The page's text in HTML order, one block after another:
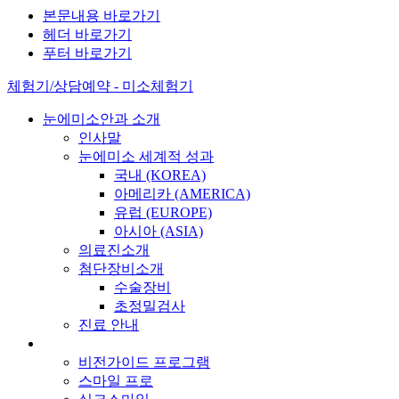
본문내용 바로가기
헤더 바로가기
푸터 바로가기
체험기/상담예약 - 미소체험기
눈에미소안과 소개
인사말
눈에미소 세계적 성과
국내 (KOREA)
아메리카 (AMERICA)
유럽 (EUROPE)
아시아 (ASIA)
의료진소개
첨단장비소개
수술장비
초정밀검사
진료 안내
비전가이드 프로그램
스마일 프로